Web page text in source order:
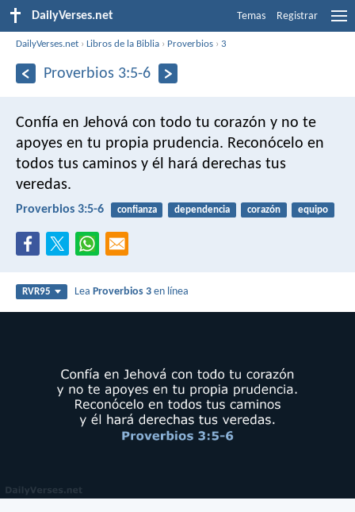
DailyVerses.net Temas Registrar
DailyVerses.net ›Libros de la Biblia › Proverbios ›3
Proverbios 3:5-6
Confía en Jehová con todo tu corazón y no te
apoyes en tu propia prudencia. Reconócelo en
todos tus caminos y él hará derechas tus
veredas.
Proverbios 3:5-6 confianza dependencia corazón equipo
RVR95 LeaProverbios 3 en línea